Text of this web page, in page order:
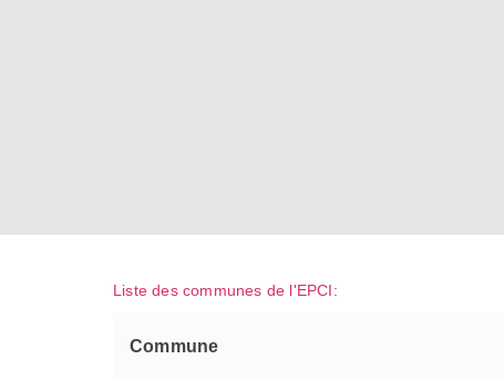
Liste des communes de l'EPCI:
Commune